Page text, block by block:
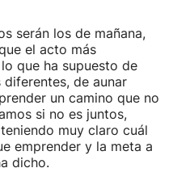
serán los de mañana,
el acto más
que ha supuesto de
de aunar
un camino que no
si no es juntos,
muy claro cuál
emprender y la meta a
dicho.